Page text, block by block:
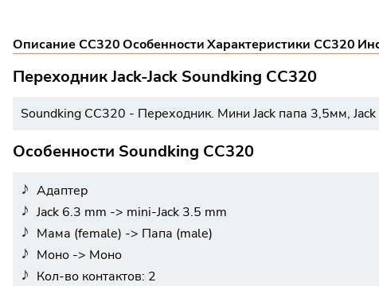
Описание CC320ОсобенностиХарактеристики CC320
Переходник Jack-Jack Soundking CC320
Soundking CC320 - Переходник. Мини Jack папа 3,5мм,
Особенности Soundking CC320
Адаптер
Jack 6.3 mm -> mini-Jack 3.5 mm
Мама (female) -> Папа (male)
Моно -> Моно
Кол-во контактов: 2